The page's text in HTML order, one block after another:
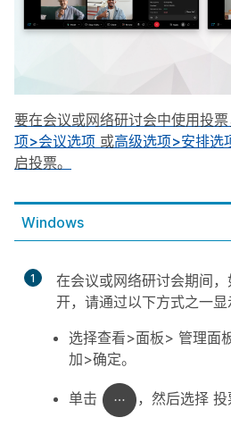
要在会议或网络研讨会中使用投
项>会议选项 或高级选项>安排选
启投票。
Windows
1
在会议或网络研讨会期间
开，请通过以下方式之一显
选择查看>面板> 管理面
加>确定。
单击 ，然后选择 投